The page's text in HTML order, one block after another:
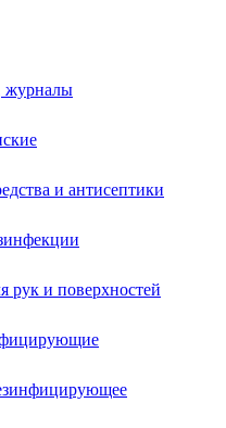
журналы
и антисептики
рук и поверхностей